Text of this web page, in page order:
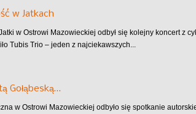
w Jatkach
w Ostrowi Mazowieckiej odbył się kolejny koncert z
Tubis Trio – jeden z najciekawszych...
Gołąbeską…
w Ostrowi Mazowieckiej odbyło się spotkanie